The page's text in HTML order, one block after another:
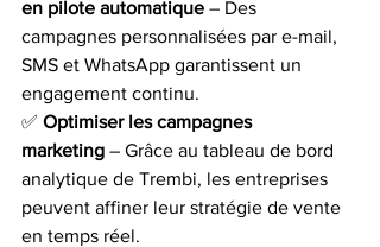
en pilote automatique – Des
campagnes personnalisées par e-mail,
SMS et WhatsApp garantissent un
engagement continu.
✅ Optimiser les campagnes
marketing – Grâce au tableau de bord
analytique de Trembi, les entreprises
peuvent affiner leur stratégie de vente
en temps réel.